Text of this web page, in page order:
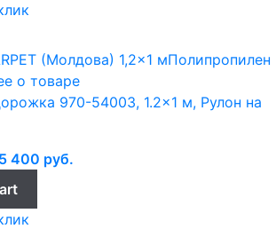
(Молдова) 1,2x1 мПолипропилен
о товаре
970-54003, 1.2×1 м, Рулон на
5 400 руб.